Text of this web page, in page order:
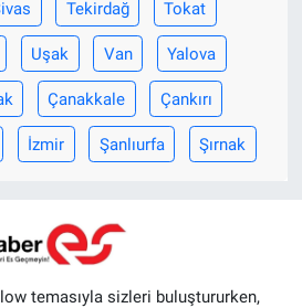
Tekirdağ Tokat
Uşak Van Yalova
Çanakkale Çankırı
İzmir Şanlıurfa Şırnak
temasıyla sizleri buluştururken,